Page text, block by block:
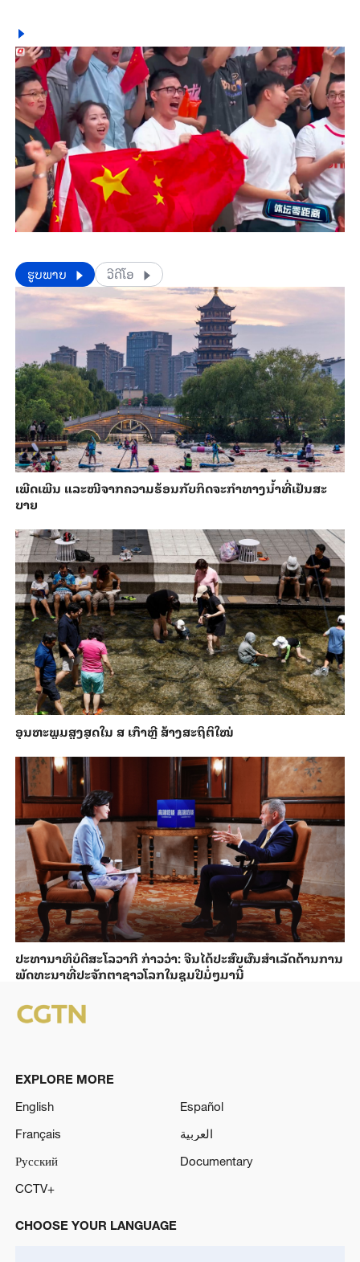
​​ຮູບພາບ ວີດີໂອ
ເພີດ​ເພີນ ແລະ​ໜີ​ຈາກ​ຄວາມ​ຮ້ອນ​ກັບ​ກິດ​ຈະ​ກຳ​ທາງ​ນ້ຳ​​ທີ່​ເຢັນ​ສະ​
ບາຍ
ອຸນ​ຫະ​ພູມ​ສູງ​ສຸດ​​ໃນ ສ ເກົາຫຼີ ສ້າງ​ສະ​ຖິ​ຕິ​ໃໝ່
ປະ​ທາ​ນາ​ທິ​ບໍ​ດີ​ສະ​ໂລ​ວາ​ກີ ກ່າວ​ວ່າ: ຈີນ​ໄດ້​ປະ​ສົບ​ຜົ​ນ​ສຳ​ເລັດ​ດ້ານ​ການ​
ພັດ​ທະ​ນາ​ທີ່​ປະ​ຈັກ​ຕາ​ຊາວ​ໂລກ​ໃນ​ຊຸມ​ປີ​ມໍ່ໆ​ມາ​ນີ້
EXPLORE MORE
English
Español
Français
العربية
Русский
Documentary
CCTV+
CHOOSE YOUR LANGUAGE